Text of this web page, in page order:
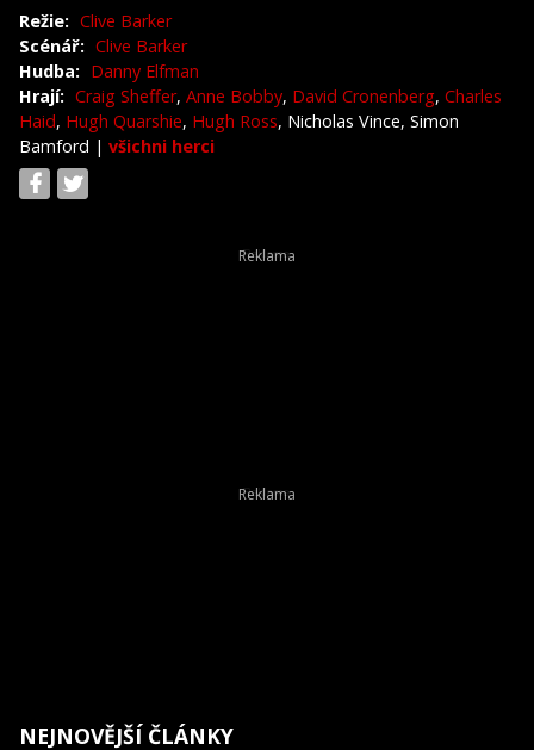
Režie: Clive Barker
Scénář: Clive Barker
Hudba: Danny Elfman
Hrají: Craig Sheffer, Anne Bobby, David Cronenberg, Charles
Haid, Hugh Quarshie, Hugh Ross, Nicholas Vince, Simon
Bamford | všichni herci
NEJNOVĚJŠÍ ČLÁNKY